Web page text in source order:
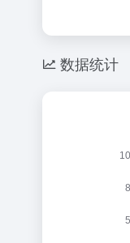
数据统计